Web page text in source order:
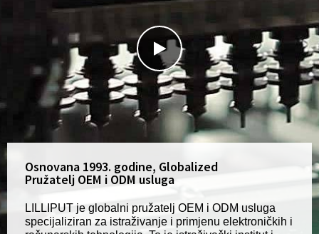
Osnovana 1993. godine, Globalized
Pružatelj OEM i ODM usluga
LILLIPUT je globalni pružatelj OEM i ODM usluga
specijaliziran za istraživanje i primjenu elektroničkih i